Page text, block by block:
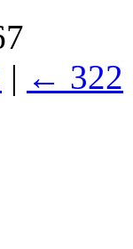
| ← 322